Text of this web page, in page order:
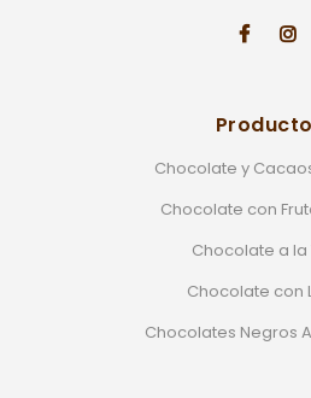
Chocolate y
Chocolate con
Chocolate a la
Chocolate con
Chocolates Negros